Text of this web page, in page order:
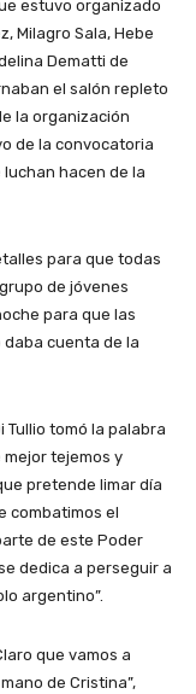
estuvo organizado
Milagro Sala, Hebe
Dematti de
el salón repleto
la organización
de la convocatoria
hacen de la
para que todas
de jóvenes
para que las
cuenta de la
Tullio tomó la palabra
mejor tejemos y
pretende limar día
combatimos el
de este Poder
dedica a perseguir a
argentino”.
que vamos a
de Cristina”,